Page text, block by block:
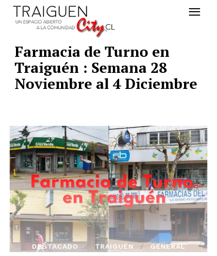
Farmacia de Turno en
Traiguén : Semana 28
Noviembre al 4 Diciembre
DESTACADO TRAIGUÉN GENERAL